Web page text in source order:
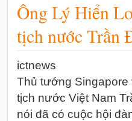
Ông Lý Hiển
tịch nước Trần
ictnews
Thủ tướng Singapore
tịch nước Việt Nam
nói đã có cuộc hội